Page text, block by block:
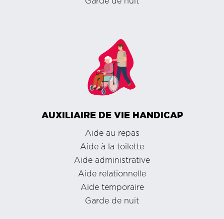
AUXILIAIRE DE VIE HANDICAP
Aide au repas
Aide à la toilette
Aide administrative
Aide relationnelle
Aide temporaire
Garde de nuit